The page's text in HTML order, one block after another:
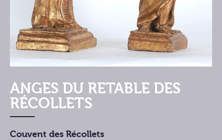
ANGES DU RETABLE DES
RÉCOLLETS
Couvent des Récollets